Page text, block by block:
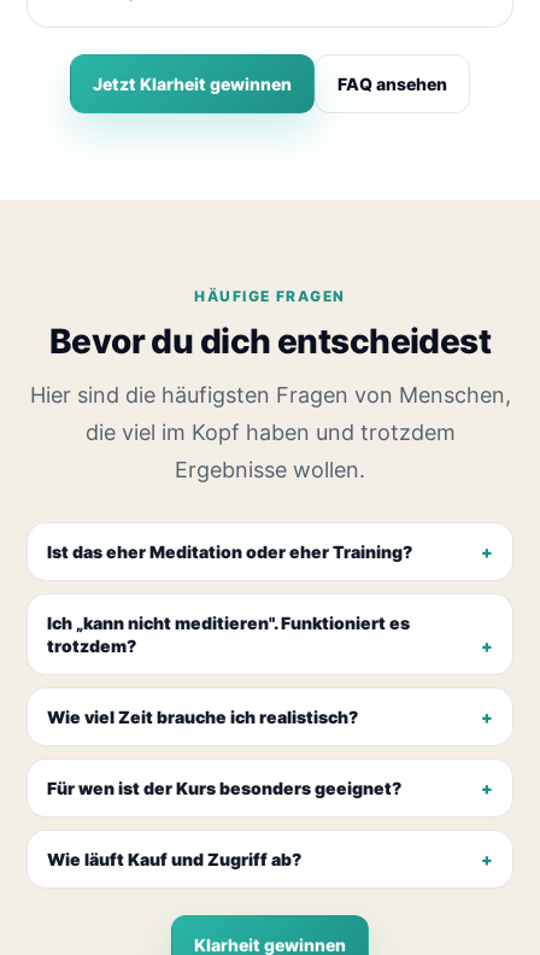
Jetzt Klarheit gewinnen FAQ ansehen
HÄUFIGE FRAGEN
Bevor du dich entscheidest
Hier sind die häufigsten Fragen von Menschen,
die viel im Kopf haben und trotzdem
Ergebnisse wollen.
Ist das eher Meditation oder eher Training?
Ich „kann nicht meditieren". Funktioniert es
trotzdem?
Wie viel Zeit brauche ich realistisch?
Für wen ist der Kurs besonders geeignet?
Wie läuft Kauf und Zugriff ab?
Klarheit gewinnen